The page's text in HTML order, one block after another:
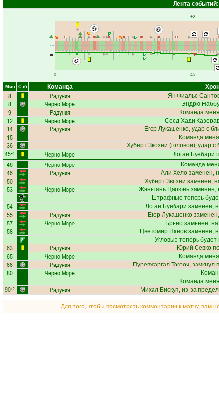
Лента событий:
0
+2
45
Мин Соб Команда
8 Радуния Ян Фиальо
8 Черно Море Эндрю
9 Радуния Команда
12 Черно Море Сеед Хади
14 Радуния Егор Лукашенко, удар с
15 Команда
36 Хуберт Звозни (головой), удар с
45+1 Черно Море Логан Буебари
46 Черно Море Команда
46 Радуния Али Хелозаменен,
50 Хуберт Звозни заменен,
53 Черно Море Жэньтянь Цаоюнь заменен,
Штрафные теперь
54 Логан Буебари заменен,
55 Радуния Егор Лукашенко
57 Черно Море Бренозаменен,
58 Цветомир Панов заменен,
Угловые теперь
63 Радуния Юрий Севко
65 Черно Море Команда
66 Радуния Пуревжаргал Тогооч, замкнул
80 Черно Море
Команда
90+2 Радуния Михал Бискуп, из-за
Для того, чтобы посмотреть комментарии к матчу, вам